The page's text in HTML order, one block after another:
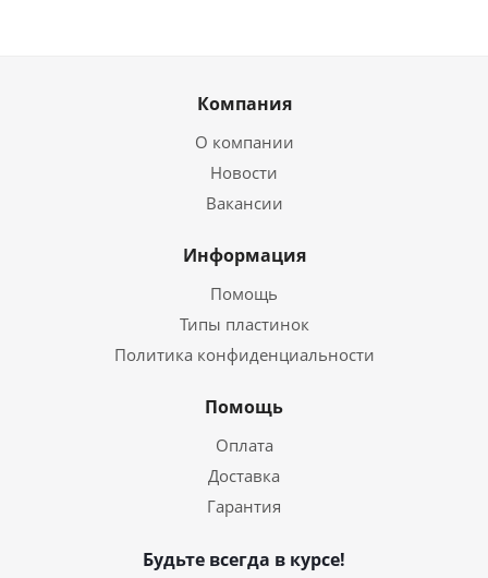
Компания
О компании
Новости
Вакансии
Информация
Помощь
Типы пластинок
Политика конфиденциальности
Помощь
Оплата
Доставка
Гарантия
Будьте всегда в курсе!